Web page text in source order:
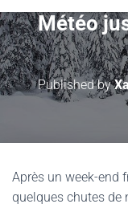
Météo
Published by
Après un week-end
quelques chutes de